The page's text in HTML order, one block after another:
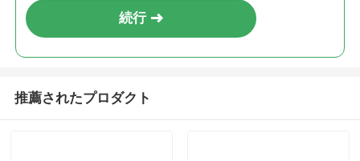
続行
推薦されたプロダクト